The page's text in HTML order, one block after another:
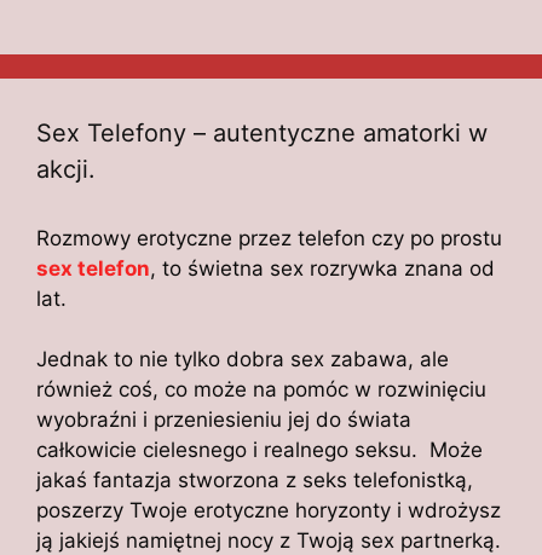
Sex Telefony – autentyczne amatorki w
akcji.
Rozmowy erotyczne przez telefon czy po prostu
sex telefon, to świetna sex rozrywka znana od
lat.
Jednak to nie tylko dobra sex zabawa, ale
również coś, co może na pomóc w rozwinięciu
wyobraźni i przeniesieniu jej do świata
całkowicie cielesnego i realnego seksu. Może
jakaś fantazja stworzona z seks telefonistką,
poszerzy Twoje erotyczne horyzonty i wdrożysz
ją jakiejś namiętnej nocy z Twoją sex partnerką.